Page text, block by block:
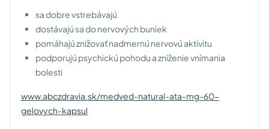
sa dobre vstrebávajú
dostávajú sa do nervových buniek
pomáhajú znižovať nadmernú nervovú aktivitu
podporujú psychickú pohodu a zníženie vnímania
bolesti
www.abczdravia.sk/medved-natural-ata-mg-60-
gelovych-kapsul